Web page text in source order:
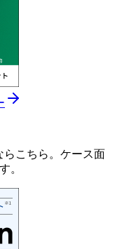
らこちら。ケース面
。